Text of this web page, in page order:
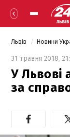
Львів Новини
31 травня 2018,
У Львові
за